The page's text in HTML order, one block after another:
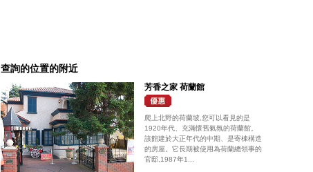
查詢的位置的附近
芳香之家 荷蘭館
爬上北野的荷蘭坡,您可以看見的是
1920年代、充滿懷舊氣氛的荷蘭館。
該館建於大正年代的中期、是寄棟構造
的房屋。它長期被使用為荷蘭總領事的
官邸,1987年1...